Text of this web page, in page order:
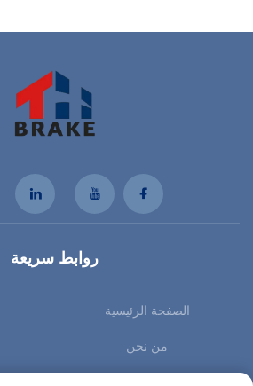
روابط سريعة
الصفحة الرئيسية
من نحن